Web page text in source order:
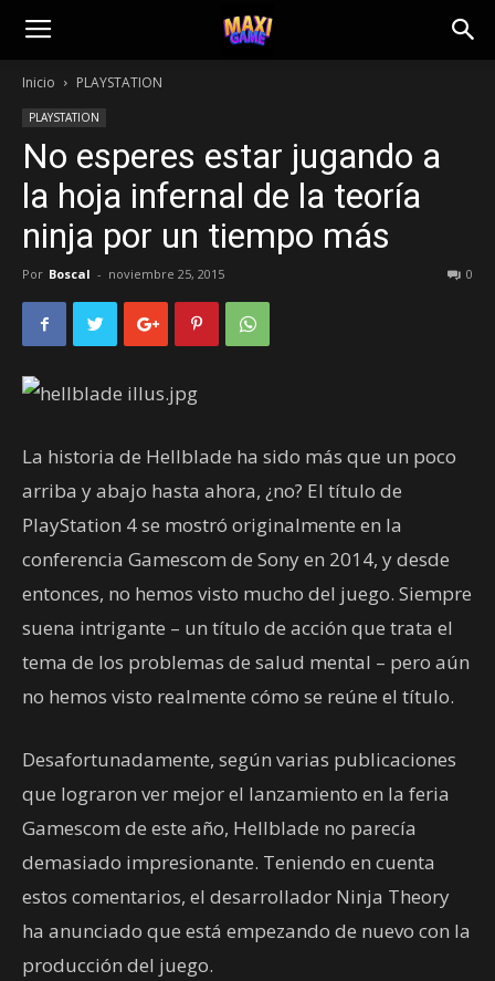
Inicio PLAYSTATION
PLAYSTATION
No esperes estar jugando a
la hoja infernal de la teoría
ninja por un tiempo más
Por Boscal - noviembre 25, 2015 0
La historia de Hellblade ha sido más que un poco
arriba y abajo hasta ahora, ¿no? El título de
PlayStation 4 se mostró originalmente en la
conferencia Gamescom de Sony en 2014, y desde
entonces, no hemos visto mucho del juego. Siempre
suena intrigante – un título de acción que trata el
tema de los problemas de salud mental – pero aún
no hemos visto realmente cómo se reúne el título.
Desafortunadamente, según varias publicaciones
que lograron ver mejor el lanzamiento en la feria
Gamescom de este año, Hellblade no parecía
demasiado impresionante. Teniendo en cuenta
estos comentarios, el desarrollador Ninja Theory
ha anunciado que está empezando de nuevo con la
producción del juego.